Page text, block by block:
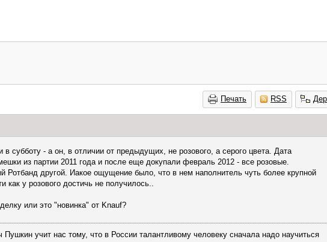
Печать RSS
субботу - а он, в отличии от предыдущих, не розового, а серого цвета. Дата
из партии 2011 года и после еще докупали февраль 2012 - все розовые.
другой. Иакое ощущение было, что в нем наполнитель чуть более крупной
у розового достичь не получилось..
или это "новинка" от Knauf?
учит нас тому, что в России талантливому человеку сначала надо научиться